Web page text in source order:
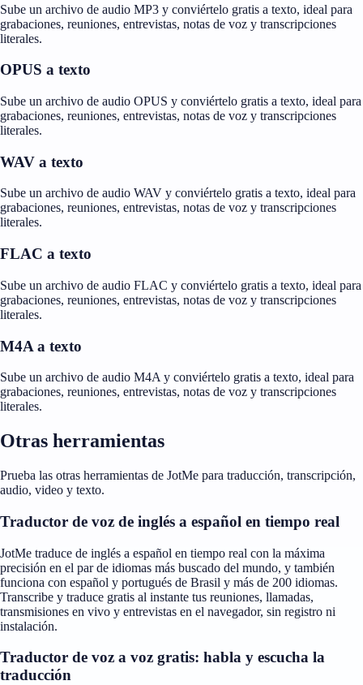
Sube un archivo de audio MP3 y conviértelo gratis a texto, ideal para
grabaciones, reuniones, entrevistas, notas de voz y transcripciones
literales.
OPUS a texto
Sube un archivo de audio OPUS y conviértelo gratis a texto, ideal para
grabaciones, reuniones, entrevistas, notas de voz y transcripciones
literales.
WAV a texto
Sube un archivo de audio WAV y conviértelo gratis a texto, ideal para
grabaciones, reuniones, entrevistas, notas de voz y transcripciones
literales.
FLAC a texto
Sube un archivo de audio FLAC y conviértelo gratis a texto, ideal para
grabaciones, reuniones, entrevistas, notas de voz y transcripciones
literales.
M4A a texto
Sube un archivo de audio M4A y conviértelo gratis a texto, ideal para
grabaciones, reuniones, entrevistas, notas de voz y transcripciones
literales.
Otras herramientas
Prueba las otras herramientas de JotMe para traducción, transcripción,
audio, video y texto.
Traductor de voz de inglés a español en tiempo real
JotMe traduce de inglés a español en tiempo real con la máxima
precisión en el par de idiomas más buscado del mundo, y también
funciona con español y portugués de Brasil y más de 200 idiomas.
Transcribe y traduce gratis al instante tus reuniones, llamadas,
transmisiones en vivo y entrevistas en el navegador, sin registro ni
instalación.
Traductor de voz a voz gratis: habla y escucha la
traducción